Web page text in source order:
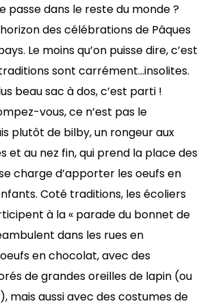
passe dans le reste du monde ?
des célébrations de Pâques
Le moins qu’on puisse dire, c’est
sont carrément…insolites.
beau sac à dos, c’est parti !
vous, ce n’est pas le
plutôt de bilby, un rongeur aux
et au nez fin, qui prend la place des
charge d’apporter les oeufs en
Coté traditions, les écoliers
à la « parade du bonnet de
dans les rues en
en chocolat, avec des
de grandes oreilles de lapin (ou
mais aussi avec des costumes de